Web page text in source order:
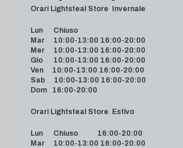
Orari Lightsteal Store
Lun Chiuso
Mar 10:00-13:00 16:00-20:00
Mer 10:00-13:00 16:00-20:00
Gio 10:00-13:00 16:00-20:00
Ven 10:00-13:00 16:00-20:00
Sab 10:00-13:00 16:00-20:00
Dom 16:00-20:00
Orari Lightsteal Store
Lun Chiuso 16:00-20:00
Mar 10:00-13:00 16:00-20:00